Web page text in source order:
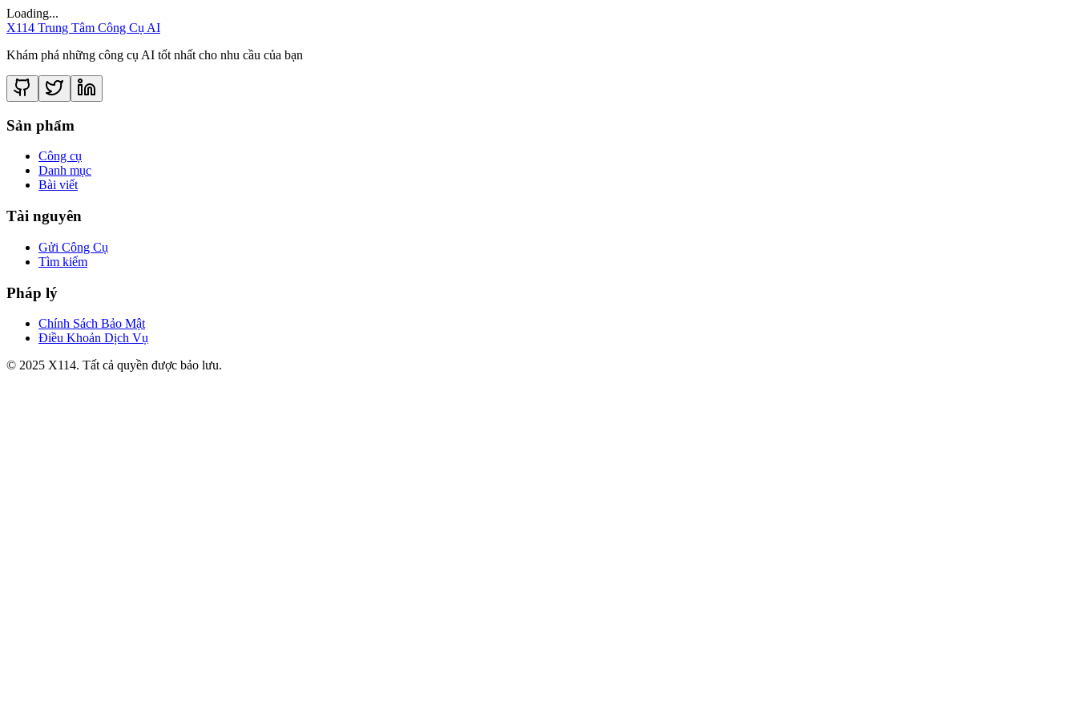
Loading...
X114 Trung Tâm Công Cụ AI
Khám phá những công cụ AI tốt nhất cho nhu cầu của bạn
Sản phẩm
Công cụ
Danh mục
Bài viết
Tài nguyên
Gửi Công Cụ
Tìm kiếm
Pháp lý
Chính Sách Bảo Mật
Điều Khoản Dịch Vụ
© 2025 X114. Tất cả quyền được bảo lưu.